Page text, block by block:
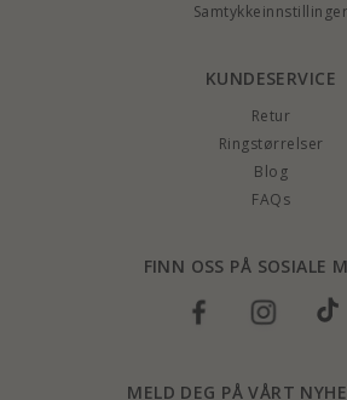
Samtykkeinnstillinger
KUNDESERVICE
Retur
Ringstørrelser
Blog
FAQs
FINN OSS PÅ SOSIALE
MELD DEG PÅ VÅRT